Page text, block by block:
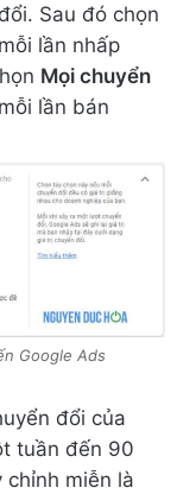
Sau đó chọn
lần nhấp
Mọi chuyển
lần bán
Google Ads
đổi của
tuần đến 90
miễn là